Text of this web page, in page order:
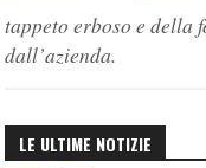
tappeto erboso e della
dall’azienda.
LE ULTIME NOTIZIE